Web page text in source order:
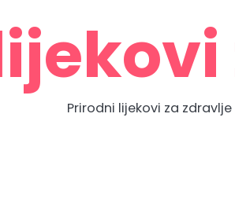
Prirodni lijekovi za zdravlje